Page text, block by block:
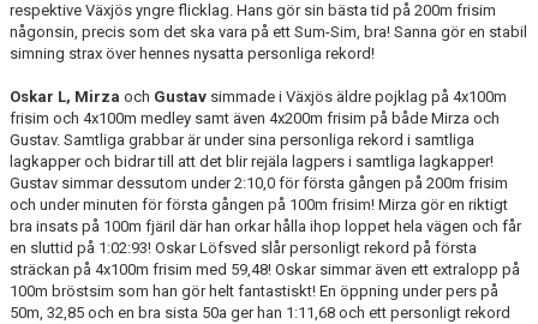
respektive Växjös yngre flicklag. Hans gör sin bästa tid på 200m frisim
någonsin, precis som det ska vara på ett Sum-Sim, bra! Sanna gör en stabil
simning strax över hennes nysatta personliga rekord!
Oskar L, Mirza och Gustav simmade i Växjös äldre pojklag på 4x100m
frisim och 4x100m medley samt även 4x200m frisim på både Mirza och
Gustav. Samtliga grabbar är under sina personliga rekord i samtliga
lagkapper och bidrar till att det blir rejäla lagpers i samtliga lagkapper!
Gustav simmar dessutom under 2:10,0 för första gången på 200m frisim
och under minuten för första gången på 100m frisim! Mirza gör en riktigt
bra insats på 100m fjäril där han orkar hålla ihop loppet hela vägen och får
en sluttid på 1:02:93! Oskar Löfsved slår personligt rekord på första
sträckan på 4x100m frisim med 59,48! Oskar simmar även ett extralopp på
100m bröstsim som han gör helt fantastiskt! En öppning under pers på
50m, 32,85 och en bra sista 50a ger han 1:11,68 och ett personligt rekord